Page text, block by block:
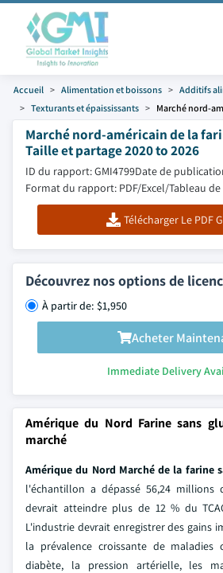
Accueil Alimentation et boissons
Additifs
Texturants et épaississants
Marché nord-
Marché nord-américain de la
Taille et partage 2020 to 2026
ID du rapport: GMI4799Date de
Format du rapport: PDF/Excel/Tableau
Télécharger Le PDF
Découvrez nos options de
À partir de: $1,950
Acheter
Immediate Delivery
Amérique du Nord Farine sans
marché
Amérique du Nord Marché de la farine
l'échantillon a dépassé 56,24 millions
devrait atteindre plus de 12 % du
L'industrie devrait enregistrer des gains
la prévalence croissante de maladies
diabète, la pression artérielle, les